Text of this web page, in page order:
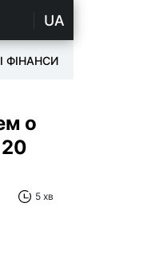
UA
ФІНАНСИ
о
5 хв